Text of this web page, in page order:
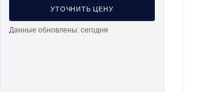
УТОЧНИТЬ ЦЕНУ
Данные обновлены: сегодня